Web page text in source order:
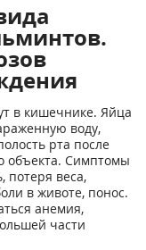
в кишечнике. Яйца
воду,
рта после
объекта. Симптомы
потеря веса,
в животе, понос.
анемия,
части